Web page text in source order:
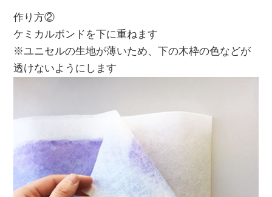
作り方②
ケミカルボンドを下に重ねます
※ユニセルの生地が薄いため、下の木枠の色などが
透けないようにします